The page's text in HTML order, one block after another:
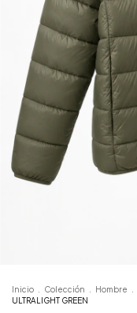
Inicio Colección Hombre
ULTRALIGHT GREEN